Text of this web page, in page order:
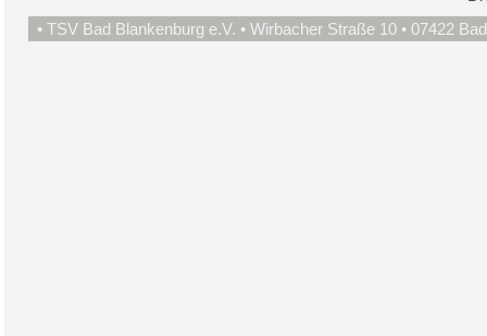
• TSV Bad Blankenburg e.V. • Wirbacher Straße 10 • 07422